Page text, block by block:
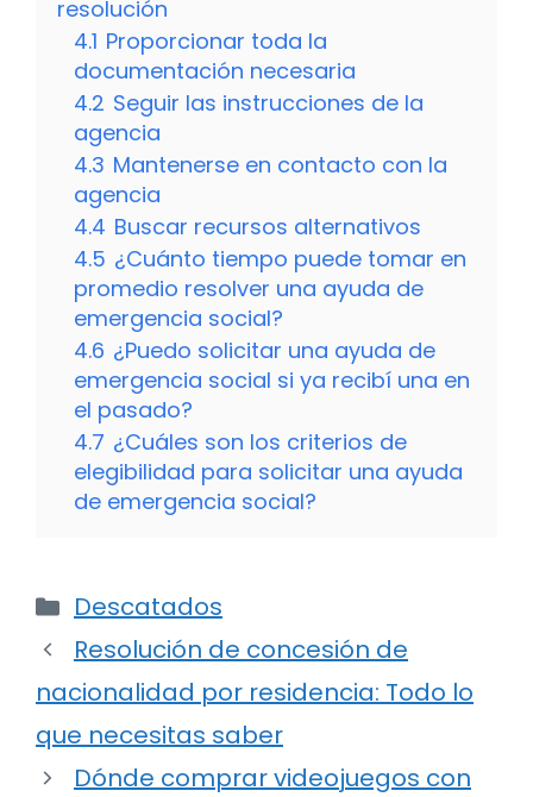
resolución
4.1 Proporcionar toda la
documentación necesaria
4.2 Seguir las instrucciones de la
agencia
4.3 Mantenerse en contacto con la
agencia
4.4 Buscar recursos alternativos
4.5 ¿Cuánto tiempo puede tomar en
promedio resolver una ayuda de
emergencia social?
4.6 ¿Puedo solicitar una ayuda de
emergencia social si ya recibí una en
el pasado?
4.7 ¿Cuáles son los criterios de
elegibilidad para solicitar una ayuda
de emergencia social?
Categorías
Descatados
Resolución de concesión de
nacionalidad por residencia: Todo lo
que necesitas saber
Dónde comprar videojuegos con